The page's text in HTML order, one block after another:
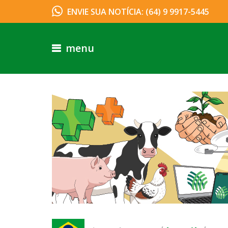
ENVIE SUA NOTÍCIA: (64) 9 9917-5445
menu